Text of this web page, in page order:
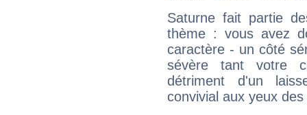
Saturne fait partie
thème : vous avez
caractère - un côté
sévère tant votre
détriment d'un
convivial aux yeux